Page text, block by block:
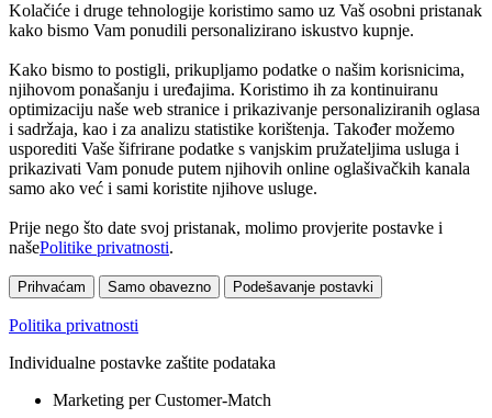
Kolačiće i druge tehnologije koristimo samo uz Vaš osobni pristanak
kako bismo Vam ponudili personalizirano iskustvo kupnje.
Kako bismo to postigli, prikupljamo podatke o našim korisnicima,
njihovom ponašanju i uređajima. Koristimo ih za kontinuiranu
optimizaciju naše web stranice i prikazivanje personaliziranih oglasa
i sadržaja, kao i za analizu statistike korištenja. Također možemo
usporediti Vaše šifrirane podatke s vanjskim pružateljima usluga i
prikazivati Vam ponude putem njihovih online oglašivačkih kanala
samo ako već i sami koristite njihove usluge.
Prije nego što date svoj pristanak, molimo provjerite postavke i
našePolitike privatnosti.
Prihvaćam Samo obavezno Podešavanje postavki
Politika privatnosti
Individualne postavke zaštite podataka
Marketing per Customer-Match